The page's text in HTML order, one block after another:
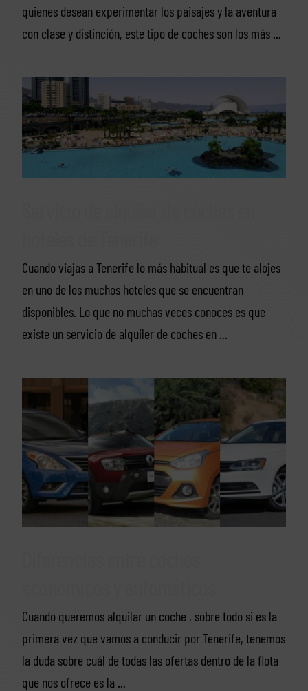
quienes desean experimentar los paisajes y la aventura
con clase y distinción, este tipo de coches son los más ...
Cuando viajas a Tenerife lo más habitual es que te alojes
en uno de los muchos hoteles que se encuentran
disponibles. Lo que no muchas veces conoces es que
existe un servicio de alquiler de coches en ...
Cuando queremos alquilar un coche , sobre todo si es la
primera vez que vamos a conducir por Tenerife, tenemos
la duda sobre cuál de todas las ofertas dentro de la flota
que nos ofrece es la ...